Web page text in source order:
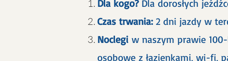
Dla kogo?Dla dorosłych
Czas trwania: 2 dni jazdy w
Noclegi w naszym prawie
osobowe z łazienkami, wi-fi,